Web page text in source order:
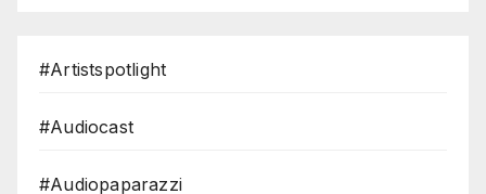
#Artistspotlight
#Audiocast
#Audiopaparazzi